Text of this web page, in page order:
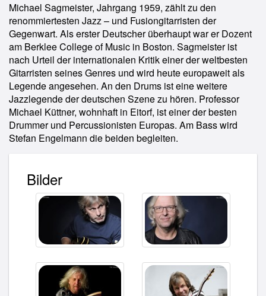
Michael Sagmeister, Jahrgang 1959, zählt zu den
renommiertesten Jazz – und Fusiongitarristen der
Gegenwart. Als erster Deutscher überhaupt war er Dozent
am Berklee College of Music in Boston. Sagmeister ist
nach Urteil der internationalen Kritik einer der weltbesten
Gitarristen seines Genres und wird heute europaweit als
Legende angesehen. An den Drums ist eine weitere
Jazzlegende der deutschen Szene zu hören. Professor
Michael Küttner, wohnhaft in Eitorf, ist einer der besten
Drummer und Percussionisten Europas. Am Bass wird
Stefan Engelmann die beiden begleiten.
Bilder